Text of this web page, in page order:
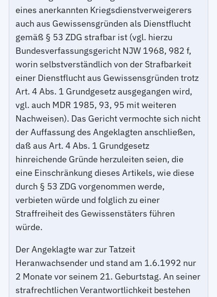
eines anerkannten Kriegsdienstverweigerers
auch aus Gewissensgründen als Dienstflucht
gemäß § 53 ZDG strafbar ist (vgl. hierzu
Bundesverfassungsgericht NJW 1968, 982 f,
worin selbstverständlich von der Strafbarkeit
einer Dienstflucht aus Gewissensgründen trotz
Art. 4 Abs. 1 Grundgesetz ausgegangen wird,
vgl. auch MDR 1985, 93, 95 mit weiteren
Nachweisen). Das Gericht vermochte sich nicht
der Auffassung des Angeklagten anschließen,
daß aus Art. 4 Abs. 1 Grundgesetz
hinreichende Gründe herzuleiten seien, die
eine Einschränkung dieses Artikels, wie diese
durch § 53 ZDG vorgenommen werde,
verbieten würde und folglich zu einer
Straffreiheit des Gewissenstäters führen
würde.
Der Angeklagte war zur Tatzeit
Heranwachsender und stand am 1.6.1992 nur
2 Monate vor seinem 21. Geburtstag. An seiner
strafrechtlichen Verantwortlichkeit bestehen